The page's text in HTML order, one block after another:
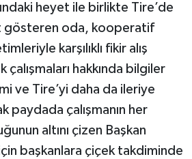
heyet ile birlikte Tire’de
gösteren oda, kooperatif
karşılıklı fikir alış
hakkında bilgiler
ve Tire’yi daha da ileriye
paydada çalışmanın her
altını çizen Başkan
başkanlara çiçek takdiminde